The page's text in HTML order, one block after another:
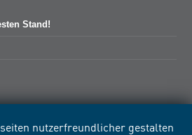
nutzerfreundlicher gestalten
Stand!